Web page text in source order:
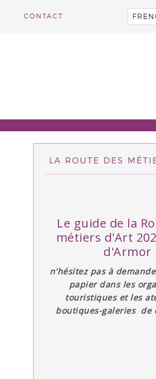
CONTACT
LA ROUTE DES
Le guide de la
métiers d'Art
d'Armor
n'hésitez pas à
papier dans les
touristiques et les
boutiques-galeries de